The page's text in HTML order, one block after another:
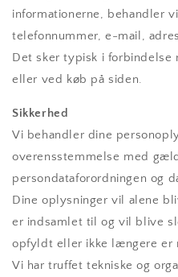
informationerne, behandler
telefonnummer, e-mail,
Det sker typisk i
eller ved køb på siden.
Sikkerhed
Vi behandler dine
overensstemmelse med
persondataforordningen og
Dine oplysninger vil alene
er indsamlet til og vil blive
opfyldt eller ikke længere er
Vi har truffet tekniske og